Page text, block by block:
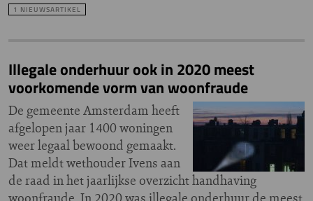
1 NIEUWSARTIKEL
Illegale onderhuur ook in 2020 meest
voorkomende vorm van woonfraude
De gemeente Amsterdam heeft
afgelopen jaar 1400 woningen
weer legaal bewoond gemaakt.
Dat meldt wethouder Ivens aan
de raad in het jaarlijkse overzicht handhaving